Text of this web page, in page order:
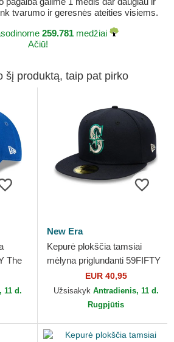
tvarumo ir geresnės ateities visiems.
259.781 medžiai
Ačiū!
šį produktą, taip pat pirko
The
11 d.
New Era
Kepurė plokščia tamsiai
mėlyna priglundanti 59FIFTY
Authentic On Field Seattle
Mariners MLB New Era
EUR 40,95
Užsisakyk Antradienis, 11 d.
Rugpjūtis